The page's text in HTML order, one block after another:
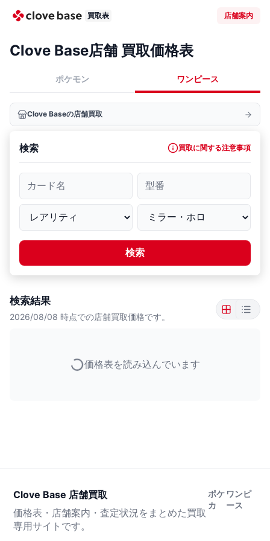
買取表 店舗案内
Clove Base店舗 買取価格表
ポケモン ワンピース
Clove Baseの店舗買取
検索 買取に関する注意事項
カード名 型番
検索
検索結果
2026/08/08 時点での店舗買取価格です。
価格表を読み込んでいます
Clove Base 店舗買取
価格表・店舗案内・査定状況をまとめた買取
専用サイトです。
ポケ
カ
ワンピ
ース